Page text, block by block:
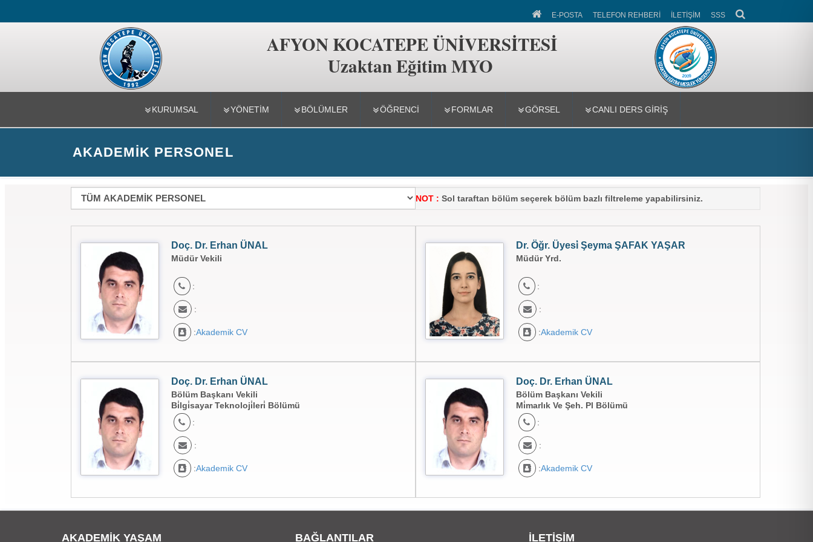
Uzaktan Eğitim MYO
E-POSTA TELEFON REHBERİ İLETİŞİM SSS
AFYON KOCATEPE ÜNİVERSİTESİ
Uzaktan Eğitim MYO
KURUMSAL YÖNETIM BÖLÜMLER ÖĞRENCİ FORMLAR GÖRSEL CANLI DERS GİRİŞ
AKADEMIK PERSONEL
NOT : Sol taraftan bölüm seçerek bölüm bazlı filtreleme yapabilirsiniz.
Doç. Dr. Erhan ÜNAL
Müdür Vekili
:
:
:Akademik CV
Dr. Öğr. Üyesi̇ Şeyma ŞAFAK YAŞAR
Müdür Yrd.
:
:
:Akademik CV
Doç. Dr. Erhan ÜNAL
Bölüm Başkanı Vekili
Bi̇lgi̇sayar Teknoloji̇leri̇ Bölümü
:
:
:Akademik CV
Doç. Dr. Erhan ÜNAL
Bölüm Başkanı Vekili
Mi̇marlık Ve Şeh. Pl Bölümü
:
:
:Akademik CV
AKADEMİK YAŞAM BAĞLANTILAR İLETİŞİM